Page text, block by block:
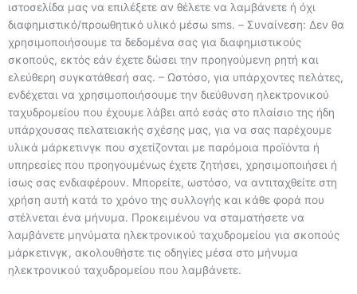
ιστοσελίδα μας να επιλέξετε αν θέλετε να λαμβάνετε ή όχι
διαφημιστικό/προωθητικό υλικό μέσω sms. – Συναίνεση: Δεν θα
χρησιμοποιήσουμε τα δεδομένα σας για διαφημιστικούς
σκοπούς, εκτός εάν έχετε δώσει την προηγούμενη ρητή και
ελεύθερη συγκατάθεσή σας. – Ωστόσο, για υπάρχοντες πελάτες,
ενδέχεται να χρησιμοποιήσουμε την διεύθυνση ηλεκτρονικού
ταχυδρομείου που έχουμε λάβει από εσάς στο πλαίσιο της ήδη
υπάρχουσας πελατειακής σχέσης μας, για να σας παρέχουμε
υλικά μάρκετινγκ που σχετίζονται με παρόμοια προϊόντα ή
υπηρεσίες που προηγουμένως έχετε ζητήσει, χρησιμοποιήσει ή
ίσως σας ενδιαφέρουν. Μπορείτε, ωστόσο, να αντιταχθείτε στη
χρήση αυτή κατά το χρόνο της συλλογής και κάθε φορά που
στέλνεται ένα μήνυμα. Προκειμένου να σταματήσετε να
λαμβάνετε μηνύματα ηλεκτρονικού ταχυδρομείου για σκοπούς
μάρκετινγκ, ακολουθήστε τις οδηγίες μέσα στο μήνυμα
ηλεκτρονικού ταχυδρομείου που λαμβάνετε.